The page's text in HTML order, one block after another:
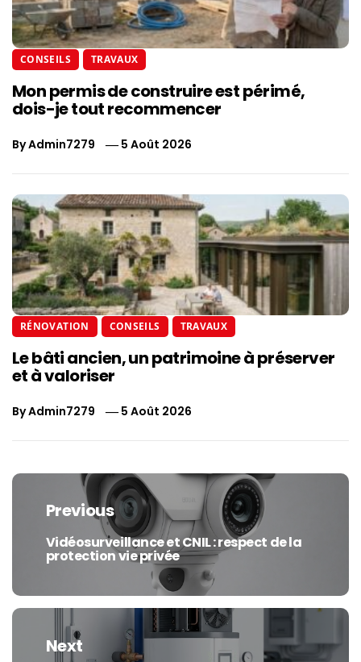
CONSEILS TRAVAUX
Mon permis de construire est périmé,
dois-je tout recommencer
ByAdmin7279 5 Août 2026
RÉNOVATION CONSEILS TRAVAUX
Le bâti ancien, un patrimoine à préserver
et à valoriser
ByAdmin7279 5 Août 2026
Navigation
l’article
Previous
Previous
post:
Vidéosurveillance et CNIL : respect de la
protection vie privée
Next